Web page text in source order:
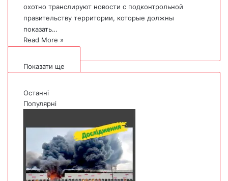
охотно транслируют новости с подконтрольной
правительству территории, которые должны
показать…
Read More »
Показати ще
Останні
Популярні